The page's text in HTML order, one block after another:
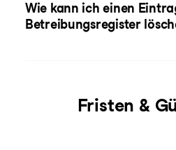
Wie kann ich einen
Betreibungsregister
Fristen &